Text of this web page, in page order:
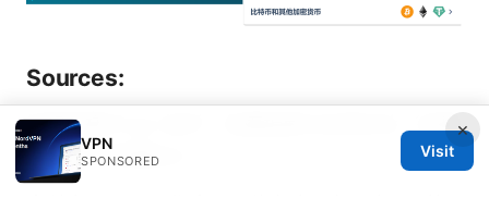
Sources:
好用的梯子vpn 知乎：全面指南与实用对比（含最
新数据与实操贴士）
×
VPN
SPONSORED
Visit